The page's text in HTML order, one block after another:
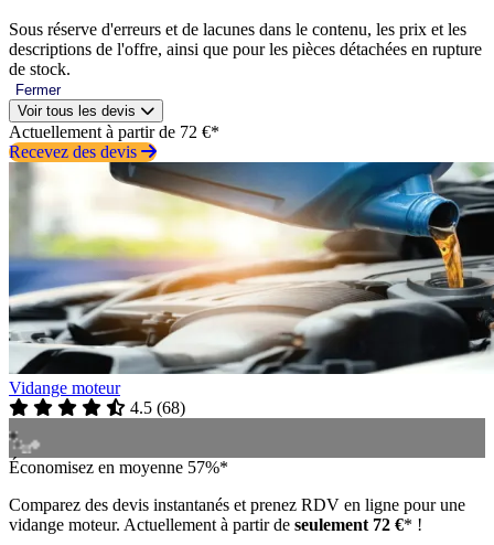
Sous réserve d'erreurs et de lacunes dans le contenu, les prix et les
descriptions de l'offre, ainsi que pour les pièces détachées en rupture
de stock.
Fermer
Voir tous les devis
Actuellement à partir de 72 €*
Recevez des devis
Vidange moteur
4.5 (68)
Économisez en moyenne 57%*
Comparez des devis instantanés et prenez RDV en ligne pour une
vidange moteur. Actuellement à partir de seulement 72 €* !